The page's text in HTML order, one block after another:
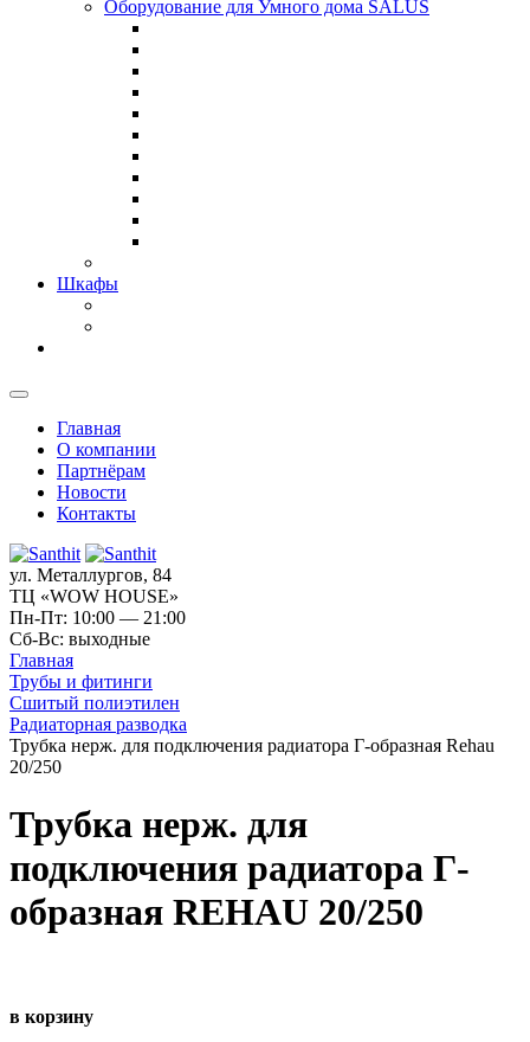
Оборудование для Умного дома SALUS
Шкафы
Главная
О компании
Партнёрам
Новости
Контакты
ул. Металлургов, 84
ТЦ «WOW HOUSE»
Пн-Пт: 10:00 — 21:00
Сб-Вс: выходные
Главная
Трубы и фитинги
Сшитый полиэтилен
Радиаторная разводка
Трубка нерж. для подключения радиатора Г-образная Rehau
20/250
Трубка нерж. для
подключения радиатора Г-
образная REHAU 20/250
в корзину